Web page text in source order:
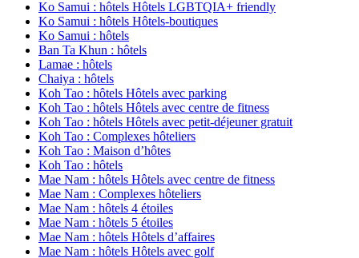
Ko Samui : hôtels Hôtels LGBTQIA+ friendly
Ko Samui : hôtels Hôtels-boutiques
Ko Samui : hôtels
Ban Ta Khun : hôtels
Lamae : hôtels
Chaiya : hôtels
Koh Tao : hôtels Hôtels avec parking
Koh Tao : hôtels Hôtels avec centre de fitness
Koh Tao : hôtels Hôtels avec petit-déjeuner gratuit
Koh Tao : Complexes hôteliers
Koh Tao : Maison d’hôtes
Koh Tao : hôtels
Mae Nam : hôtels Hôtels avec centre de fitness
Mae Nam : Complexes hôteliers
Mae Nam : hôtels 4 étoiles
Mae Nam : hôtels 5 étoiles
Mae Nam : hôtels Hôtels d’affaires
Mae Nam : hôtels Hôtels avec golf